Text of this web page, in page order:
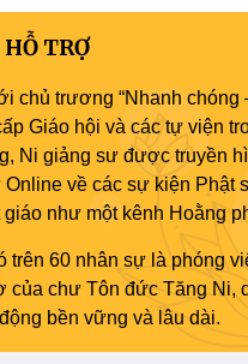
TRỢ
chủ trương “Nhanh
Giáo hội và các tự viện
Ni giảng sư được truyền
về các sự kiện Phật
giáo như một kênh Hoằng
trên 60 nhân sự là phóng
của chư Tôn đức Tăng
bền vững và lâu dài.